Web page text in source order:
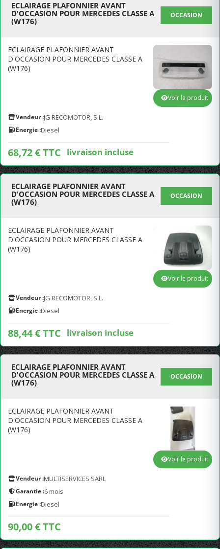
ECLAIRAGE PLAFONNIER AVANT
D'OCCASION POUR MERCEDES CLASSE A
(W176)
OCCASION
ECLAIRAGE PLAFONNIER AVANT
D'OCCASION POUR MERCEDES CLASSE A
(W176)
Vendeur :JG RECOMOTOR, S.L.
Energie :Diesel
68,72 € TTC livraison incluse
Voir le produit
ECLAIRAGE PLAFONNIER AVANT
D'OCCASION POUR MERCEDES CLASSE A
(W176)
OCCASION
ECLAIRAGE PLAFONNIER AVANT
D'OCCASION POUR MERCEDES CLASSE A
(W176)
Vendeur :JG RECOMOTOR, S.L.
Energie :Diesel
88,44 € TTC livraison incluse
Voir le produit
ECLAIRAGE PLAFONNIER AVANT
D'OCCASION POUR MERCEDES CLASSE A
(W176)
OCCASION
ECLAIRAGE PLAFONNIER AVANT
D'OCCASION POUR MERCEDES CLASSE A
(W176)
Vendeur :MULTISERVICES SARL
Garantie :6 mois
Energie :Diesel
90,00 € TTC
Voir le produit